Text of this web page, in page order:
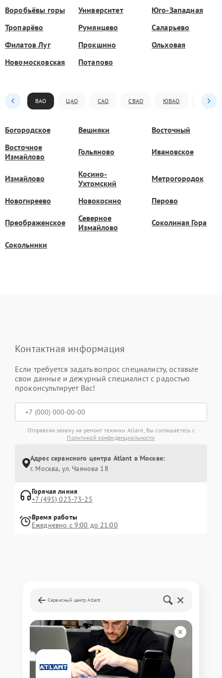
Воробьёвы горы Университет
Юго-Западная
Тропарёво
Румянцево
Саларьево
Филатов Луг
Прокшино
Ольховая
Новомосковская
Потапово
ВАО ЦАО САО СВАО ЮВАО ЮАО
Богородское Вешняки
Восточный
Восточное
Измайлово
Гольяново Ивановское
Измайлово
Косино-
Ухтомский
Метрогородок
Новогиреево Новокосино Перово
Преображенское
Северное
Измайлово
Соколиная Гора
Сокольники
Контактная информация
Если требуется задать вопрос специалисту, оставьте
свои данные и дежурный специалист с радостью
проконсультирует Вас!
Отправляя заявку на ремонт техники Atlant, Вы соглашаетесь с
Политикой конфиденциальности
Адрес сервисного центра Atlant в Москве:
г. Москва, ул. Чаянова 18
Горячая линия
+7 (495) 023-73-25
Время работы
Ежедневно с 9:00 до 21:00
Сервисный центр Atlant